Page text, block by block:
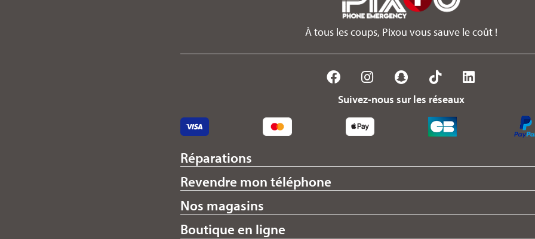
À tous les coups, Pixou vous sauve le coût !
Suivez-nous sur les réseaux
Réparations
Revendre mon téléphone
Nos magasins
Boutique en ligne